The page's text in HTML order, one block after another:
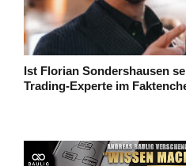
Ist Florian Sondershausen
Trading-Experte im